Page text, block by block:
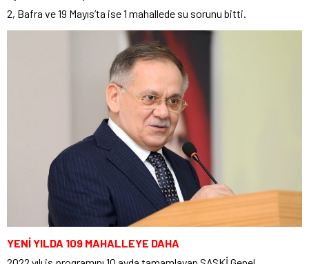
2, Bafra ve 19 Mayıs’ta ise 1 mahallede su sorunu bitti.
YENİ YILDA 109 MAHALLEYE DAHA